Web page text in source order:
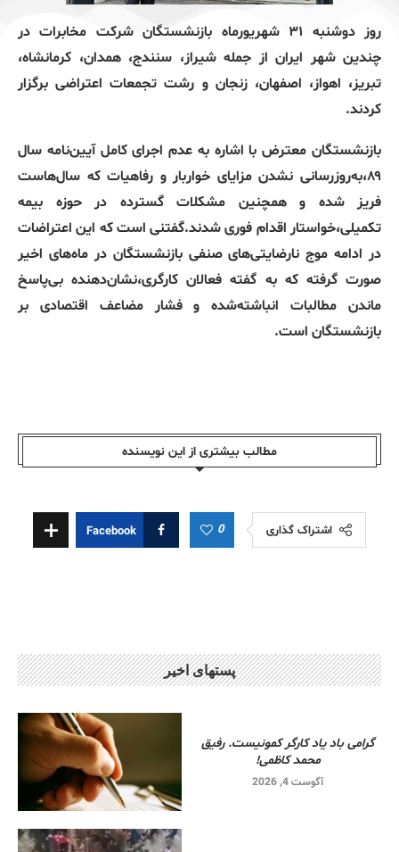
روز دوشنبه ۳۱ شهریورماه بازنشستگان شرکت مخابرات در
چندین شهر ایران از جمله شیراز، سنندج، همدان، کرمانشاه،
تبریز، اهواز، اصفهان، زنجان و رشت تجمعات اعتراضی برگزار
کردند.
بازنشستگان معترض با اشاره به عدم اجرای کامل آیین‌نامه سال
۸۹،به‌روزرسانی نشدن مزایای خواربار و رفاهیات که سال‌هاست
فریز شده و همچنین مشکلات گسترده در حوزه بیمه
تکمیلی،خواستار اقدام فوری شدند.گفتنی است که این اعتراضات
در ادامه موج نارضایتی‌های صنفی بازنشستگان در ماه‌های اخیر
صورت گرفته که به گفته فعالان کارگری،نشان‌دهنده بی‌پاسخ
ماندن مطالبات انباشته‌شده و فشار مضاعف اقتصادی بر
بازنشستگان است.
مطالب بیشتری از این نویسندە
اشتراک گذاری 0
Facebook
پستهای اخیر
گرامی باد یاد کارگر کمونیست. رفیق
محمد کاظمی!
آگوست 4, 2026